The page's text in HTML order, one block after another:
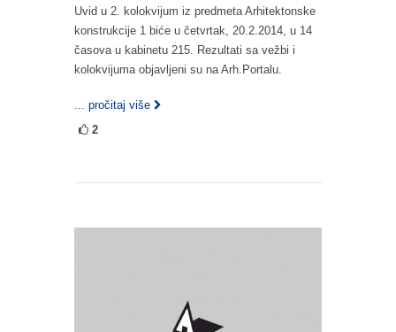
Uvid u 2. kolokvijum iz predmeta Arhitektonske
konstrukcije 1 biće u četvrtak, 20.2.2014, u 14
časova u kabinetu 215. Rezultati sa vežbi i
kolokvijuma objavljeni su na Arh.Portalu.
... pročitaj više
2